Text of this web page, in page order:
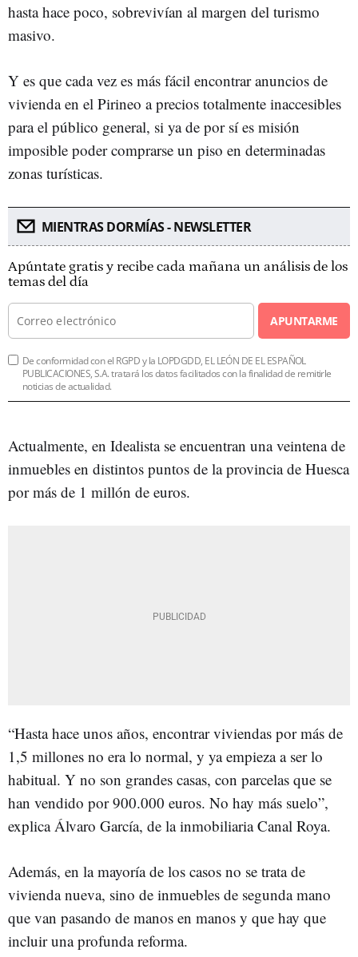
hasta hace poco, sobrevivían al margen del turismo
masivo.
Y es que cada vez es más fácil encontrar anuncios de
vivienda en el Pirineo a precios totalmente inaccesibles
para el público general, si ya de por sí es misión
imposible poder comprarse un piso en determinadas
zonas turísticas.
MIENTRAS DORMÍAS - NEWSLETTER
Apúntate gratis y recibe cada mañana un análisis de los
temas del día
APUNTARME
De conformidad con el RGPD y la LOPDGDD, EL LEÓN DE EL ESPAÑOL
PUBLICACIONES, S.A. tratará los datos facilitados con la finalidad de remitirle
noticias de actualidad.
Actualmente, en Idealista se encuentran una veintena de
inmuebles en distintos puntos de la provincia de Huesca
por más de 1 millón de euros.
“Hasta hace unos años, encontrar viviendas por más de
1,5 millones no era lo normal, y ya empieza a ser lo
habitual. Y no son grandes casas, con parcelas que se
han vendido por 900.000 euros. No hay más suelo”,
explica Álvaro García, de la inmobiliaria Canal Roya.
Además, en la mayoría de los casos no se trata de
vivienda nueva, sino de inmuebles de segunda mano
que van pasando de manos en manos y que hay que
incluir una profunda reforma.